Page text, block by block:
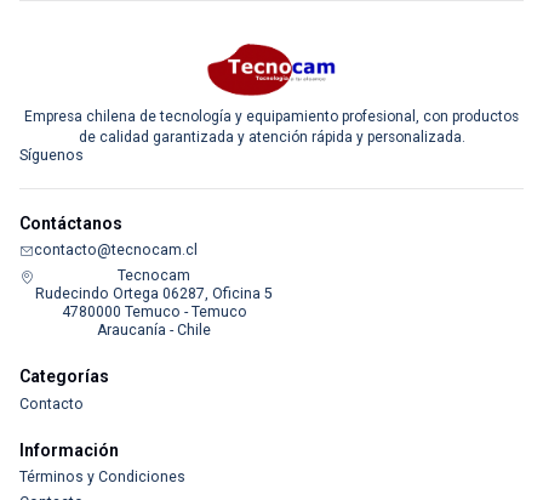
Empresa chilena de tecnología y equipamiento profesional, con productos
de calidad garantizada y atención rápida y personalizada.
Síguenos
Contáctanos
contacto@tecnocam.cl
Tecnocam
Rudecindo Ortega 06287, Oficina 5
4780000 Temuco - Temuco
Araucanía - Chile
Categorías
Contacto
Información
Términos y Condiciones